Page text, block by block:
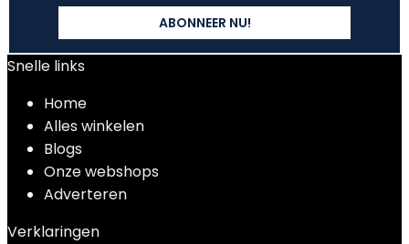
Snelle links
Home
Alles winkelen
Blogs
Onze webshops
Adverteren
Verklaringen